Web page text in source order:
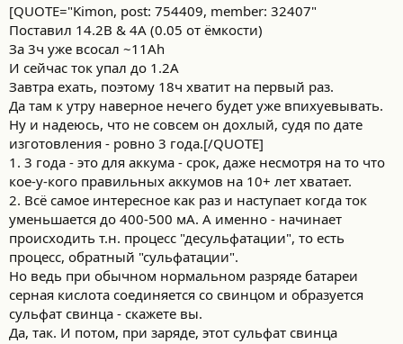
[QUOTE="Kimon, post: 754409, member: 32407"
Поставил 14.2В & 4А (0.05 от ёмкости)
За 3ч уже всосал ~11Аh
И сейчас ток упал до 1.2А
Завтра ехать, поэтому 18ч хватит на первый раз.
Да там к утру наверное нечего будет уже впихуевывать.
Ну и надеюсь, что не совсем он дохлый, судя по дате
изготовления - ровно 3 года.[/QUOTE]
1. 3 года - это для аккума - срок, даже несмотря на то что
кое-у-кого правильных аккумов на 10+ лет хватает.
2. Всё самое интересное как раз и наступает когда ток
уменьшается до 400-500 мА. А именно - начинает
происходить т.н. процесс "десульфатации", то есть
процесс, обратный "сульфатации".
Но ведь при обычном нормальном разряде батареи
серная кислота соединяется со свинцом и образуется
сульфат свинца - скажете вы.
Да, так. И потом, при заряде, этот сульфат свинца